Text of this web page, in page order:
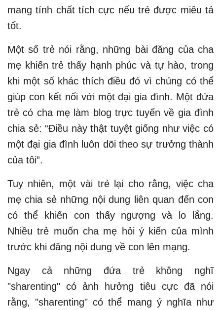
mang tính chất tích cực nếu trẻ được miêu tả
tốt.
Một số trẻ nói rằng, những bài đăng của cha
mẹ khiến trẻ thấy hạnh phúc và tự hào, trong
khi một số khác thích điều đó vì chúng có thể
giúp con kết nối với một đại gia đình. Một đứa
trẻ có cha mẹ làm blog trực tuyến về gia đình
chia sẻ: “Điều này thật tuyệt giống như việc có
một đại gia đình luôn dõi theo sự trưởng thành
của tôi”.
Tuy nhiên, một vài trẻ lại cho rằng, việc cha
mẹ chia sẻ những nội dung liên quan đến con
có thể khiến con thấy ngượng và lo lắng.
Nhiều trẻ muốn cha mẹ hỏi ý kiến của mình
trước khi đăng nội dung về con lên mạng.
Ngay cả những đứa trẻ không nghĩ
"sharenting" có ảnh hưởng tiêu cực đã nói
rằng, "sharenting" có thể mang ý nghĩa như